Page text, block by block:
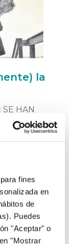
fines
en
de
Puedes
"Aceptar" o
"Mostrar
la
SE HAN
cáncer” –
como
en un
y
saber más